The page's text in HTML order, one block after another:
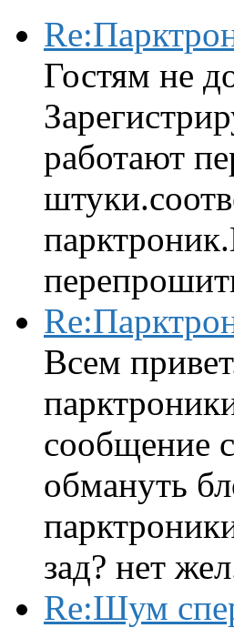
Гостям не
работают
Всем
сообщение
обмануть
зад? нет
Re:Шум